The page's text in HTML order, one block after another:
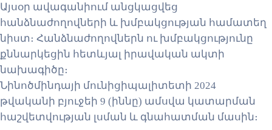
Այսօր ավագանիում անցկացվեց
հանձնաժողովների և խմբակցության համատեղ
նիստ։ Հանձնաժողովներն ու խմբակցությունը
քննարկեցին հետևյալ իրավական ակտի
նախագիծը։
Նինոծմինդայի մունիցիպալիտետի 2024
թվականի բյուջեի 9 (իննը) ամսվա կատարման
հաշվետվության լսման և գնահատման մասին։